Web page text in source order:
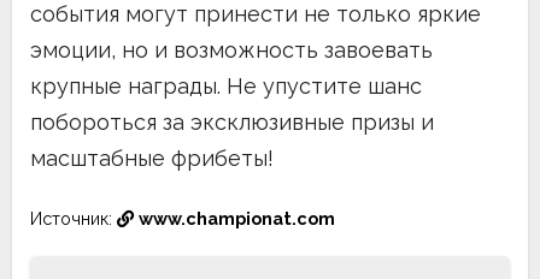
события могут принести не только яркие
эмоции, но и возможность завоевать
крупные награды. Не упустите шанс
побороться за эксклюзивные призы и
масштабные фрибеты!
Источник: www.championat.com